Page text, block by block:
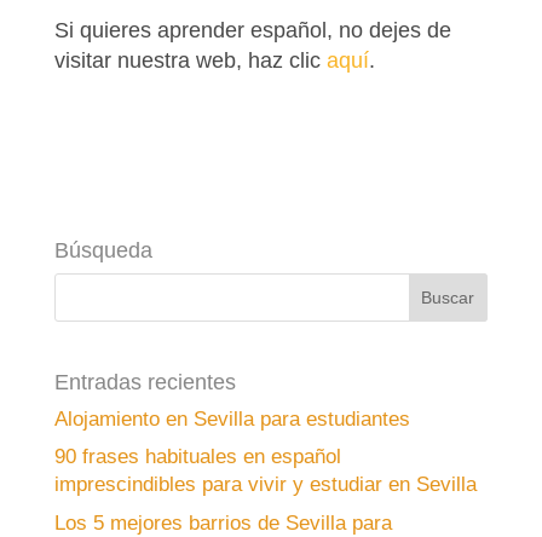
Si quieres aprender español, no dejes de
visitar nuestra web, haz clic aquí.
Búsqueda
Entradas recientes
Alojamiento en Sevilla para estudiantes
90 frases habituales en español
imprescindibles para vivir y estudiar en Sevilla
Los 5 mejores barrios de Sevilla para